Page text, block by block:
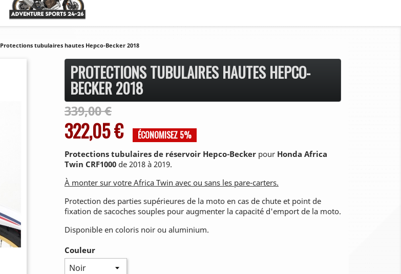
Protections tubulaires hautes Hepco-Becker 2018
PROTECTIONS TUBULAIRES HAUTES HEPCO-
BECKER 2018
339,00 €
322,05 € ÉCONOMISEZ 5%
Protections tubulaires de réservoir Hepco-Becker pour Honda Africa
Twin CRF1000 de 2018 à 2019.
À monter sur votre Africa Twin avec ou sans les pare-carters.
Protection des parties supérieures de la moto en cas de chute et point de
fixation de sacoches souples pour augmenter la capacité d'emport de la moto.
Disponible en coloris noir ou aluminium.
Couleur